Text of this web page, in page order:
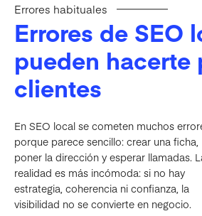
Errores habituales
Errores de SEO
pueden hacerte
clientes
En SEO local se cometen muchos
porque parece sencillo: crear una ficha,
poner la dirección y esperar llamadas.
realidad es más incómoda: si no hay
estrategia, coherencia ni confianza, la
visibilidad no se convierte en negocio.